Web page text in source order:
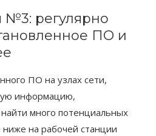
регулярно
ПО и
ПО на узлах сети,
информацию,
много потенциальных
на рабочей станции